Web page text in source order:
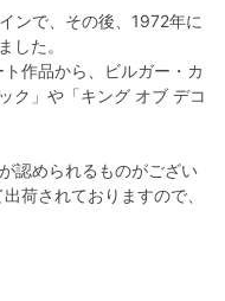
ンで、その後、1972年に
した。
作品から、ビルガー・カ
ク」や「キング オブ デコ
認められるものがござい
荷されておりますので、